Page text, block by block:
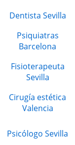
Dentista Sevilla
Psiquiatras
Barcelona
Fisioterapeuta
Sevilla
Cirugía estética
Valencia
Psicólogo Sevilla